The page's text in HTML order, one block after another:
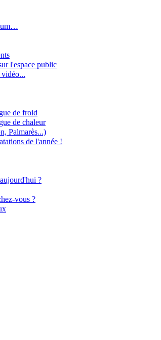
l'espace public
de froid
de chaleur
Palmarès...)
de l'année !
?
vous ?